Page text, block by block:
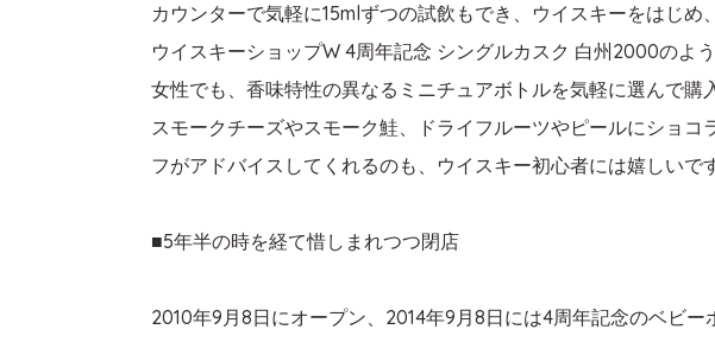
カウンターで気軽に15mlずつの試飲もでき、ウイスキーをはじめ
ウイスキーショップW 4周年記念 シングルカスク 白州2000のよ
女性でも、香味特性の異なるミニチュアボトルを気軽に選んで購
スモークチーズやスモーク鮭、ドライフルーツやピールにショ
フがアドバイスしてくれるのも、ウイスキー初心者には嬉しいです
■5年半の時を経て惜しまれつつ閉店
2010年9月8日にオープン、2014年9月8日には4周年記念のベビ